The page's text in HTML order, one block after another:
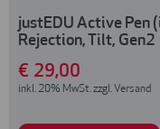
justEDU Active Pen
Rejection, Tilt, Gen2
€ 29,00
inkl. 20% MwSt. zzgl. Versand